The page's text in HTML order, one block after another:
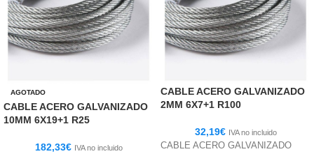
AGOTADO
CABLE ACERO GALVANIZADO
10MM 6X19+1 R25
182,33€ IVA no incluido
CABLE ACERO GALVANIZADO
2MM 6X7+1 R100
32,19€ IVA no incluido
CABLE ACERO GALVANIZADO